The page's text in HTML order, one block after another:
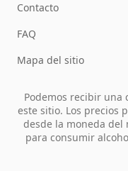
Contacto
FAQ
Mapa del sitio
Podemos recibir una
este sitio. Los precios
desde la moneda del
para consumir